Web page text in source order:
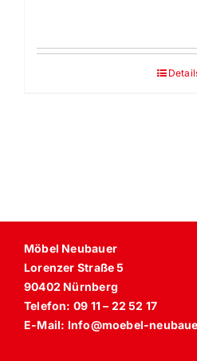
Möbel Neubauer
Lorenzer Straße 5
90402 Nürnberg
Telefon: 09 11 – 22 52 17
E-Mail: Info@moebel-